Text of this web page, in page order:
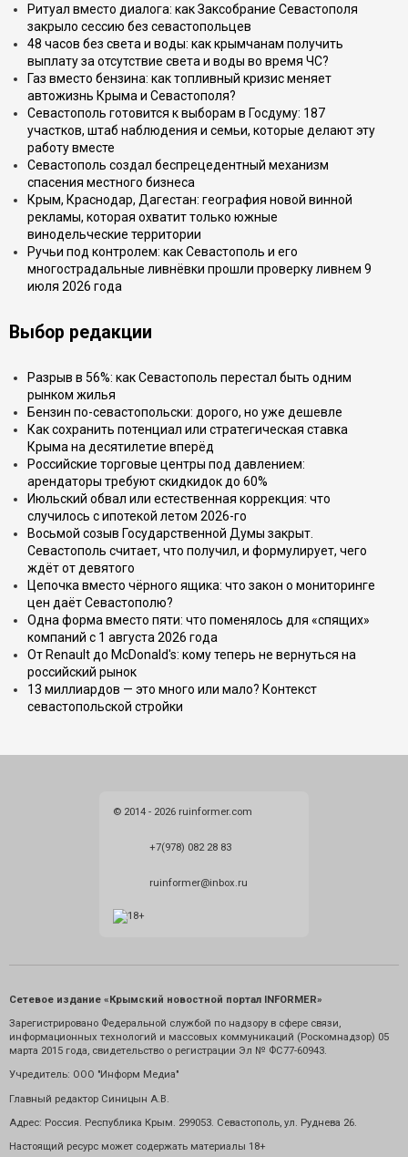
Ритуал вместо диалога: как Заксобрание Севастополя
закрыло сессию без севастопольцев
48 часов без света и воды: как крымчанам получить
выплату за отсутствие света и воды во время ЧС?
Газ вместо бензина: как топливный кризис меняет
автожизнь Крыма и Севастополя?
Севастополь готовится к выборам в Госдуму: 187
участков, штаб наблюдения и семьи, которые делают эту
работу вместе
Севастополь создал беспрецедентный механизм
спасения местного бизнеса
Крым, Краснодар, Дагестан: география новой винной
рекламы, которая охватит только южные
винодельческие территории
Ручьи под контролем: как Севастополь и его
многострадальные ливнёвки прошли проверку ливнем 9
июля 2026 года
Выбор редакции
Разрыв в 56%: как Севастополь перестал быть одним
рынком жилья
Бензин по-севастопольски: дорого, но уже дешевле
Как сохранить потенциал или стратегическая ставка
Крыма на десятилетие вперёд
Российские торговые центры под давлением:
арендаторы требуют скидкидок до 60%
Июльский обвал или естественная коррекция: что
случилось с ипотекой летом 2026-го
Восьмой созыв Государственной Думы закрыт.
Севастополь считает, что получил, и формулирует, чего
ждёт от девятого
Цепочка вместо чёрного ящика: что закон о мониторинге
цен даёт Севастополю?
Одна форма вместо пяти: что поменялось для «спящих»
компаний с 1 августа 2026 года
От Renault до McDonald's: кому теперь не вернуться на
российский рынок
13 миллиардов — это много или мало? Контекст
севастопольской стройки
© 2014 - 2026 ruinformer.com
+7(978) 082 28 83
ruinformer@inbox.ru
Сетевое издание «Крымский новостной портал INFORMER»
Зарегистрировано Федеральной службой по надзору в сфере связи,
информационных технологий и массовых коммуникаций (Роскомнадзор) 05
марта 2015 года, свидетельство о регистрации Эл № ФС77-60943.
Учредитель: ООО "Информ Медиа"
Главный редактор Синицын А.В.
Адрес: Россия. Республика Крым. 299053. Севастополь, ул. Руднева 26.
Настоящий ресурс может содержать материалы 18+